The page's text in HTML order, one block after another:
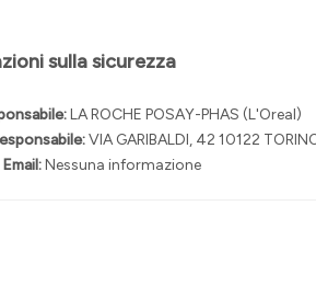
sulla sicurezza
LA ROCHE POSAY-PHAS (L'Oreal)
VIA GARIBALDI, 42 10122
Nessuna informazione